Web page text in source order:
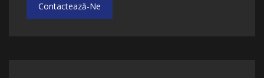
Contactează-Ne